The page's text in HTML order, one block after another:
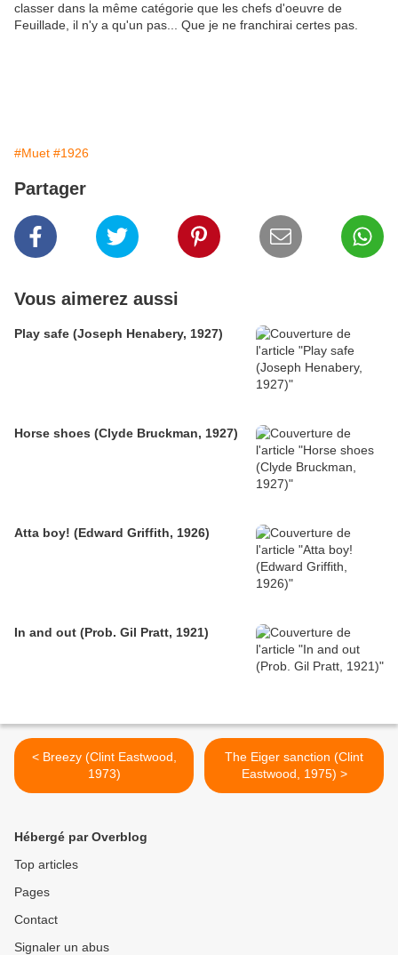
classer dans la même catégorie que les chefs d'oeuvre de
Feuillade, il n'y a qu'un pas... Que je ne franchirai certes pas.
#Muet #1926
Partager
Vous aimerez aussi
Play safe (Joseph Henabery, 1927)
Horse shoes (Clyde Bruckman, 1927)
Atta boy! (Edward Griffith, 1926)
In and out (Prob. Gil Pratt, 1921)
< Breezy (Clint Eastwood,
1973)
The Eiger sanction (Clint
Eastwood, 1975) >
Hébergé par Overblog
Top articles
Pages
Contact
Signaler un abus